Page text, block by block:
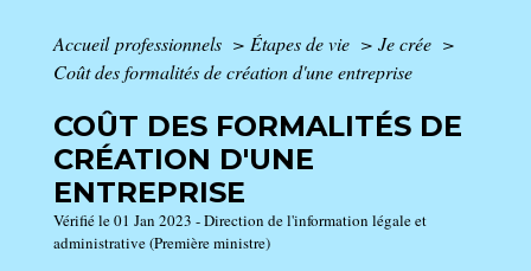
Accueil professionnels > Étapes de vie > Je crée >
Coût des formalités de création d'une entreprise
COÛT DES FORMALITÉS DE
CRÉATION D'UNE
ENTREPRISE
Vérifié le 01 Jan 2023 - Direction de l'information légale et
administrative (Première ministre)